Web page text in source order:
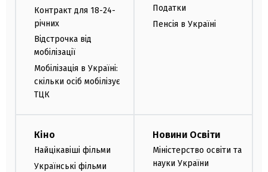
Контракт для 18-24-
річних
Відстрочка від
мобілізації
Мобілізація в Україні:
скільки осіб мобілізує
ТЦК
Податки
Пенсія в Україні
Кіно
Найцікавіші фільми
Українські фільми
Новини Освіти
Міністерство освіти та
науки України